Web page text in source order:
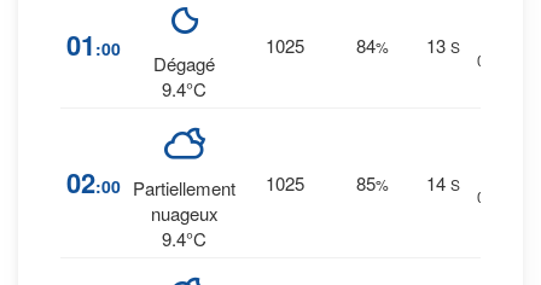
01 :00
Dégagé
9.4°C
1025 84% 13 S
0 mm.
02:00 Partiellement
nuageux
9.4°C
1025 85% 14 S
0 mm.